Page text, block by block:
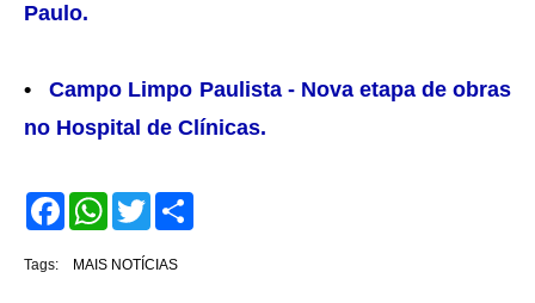
Paulo.
•Campo Limpo Paulista - Nova etapa de obras
no Hospital de Clínicas.
F
a
e
W
h
T
w
t
Tags: MAIS NOTÍCIAS